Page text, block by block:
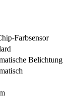
Farbsensor
Belichtung